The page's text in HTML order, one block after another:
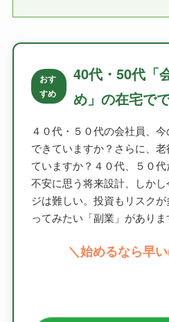
おす
すめ
40代・50代「
め」の在宅で
４０代・５０代の会社員、
できていますか？さらに、
ていますか？４０代、５０代
不安に思う将来設計、しか
ジは難しい。投資もリスク
ってみたい「副業」がありま
＼始めるなら早